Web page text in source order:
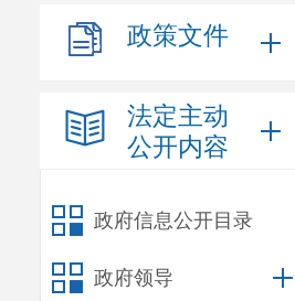
政策文件
法定主动
公开内容
政府信息公开目录
政府领导